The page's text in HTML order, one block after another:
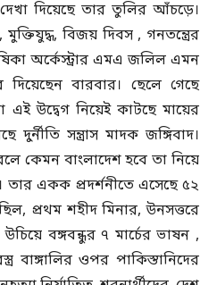
দেখা দিয়েছে তার তুলির আঁচড়ে।
বিজয় দিবস , গনতন্ত্রের
অর্কেস্ট্রার এমএ জলিল এমন
বারবার। ছেলে গেছে
এই উদ্বেগ নিয়েই কাটছে মায়ের
দুর্নীতি সন্ত্রাস মাদক জঙ্গিবাদ।
কেমন বাংলাদেশ হবে তা নিয়ে
তার একক প্রদর্শনীতে এসেছে ৫২
প্রথম শহীদ মিনার, উনসত্তরে
বঙ্গবন্ধুর ৭ মার্চের ভাষন ,
বাঙ্গালির ওপর পাকিস্তানিদের